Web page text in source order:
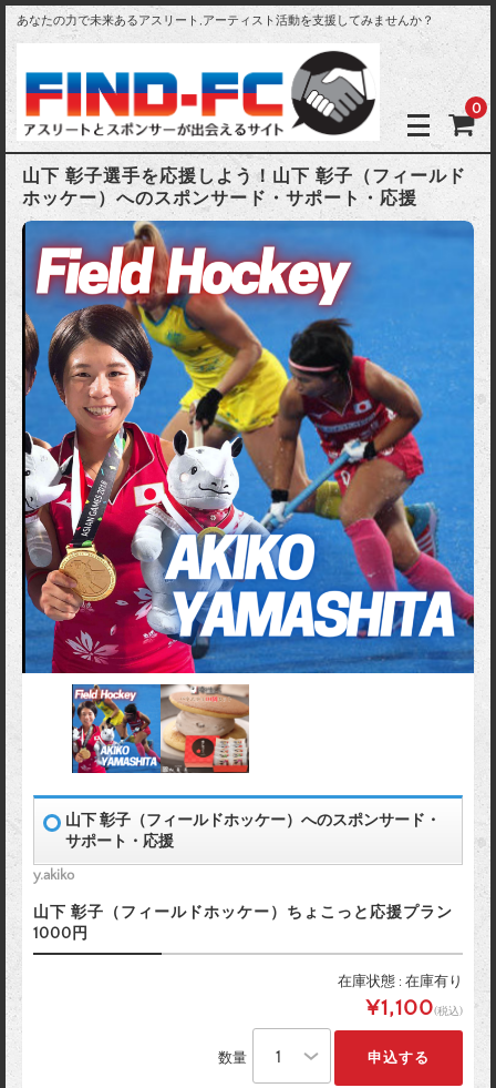
あなたの力で未来あるアスリート,アーティスト活動を支援してみませんか？
0
山下 彰子選手を応援しよう！山下 彰子（フィールド
ホッケー）へのスポンサード・サポート・応援
山下 彰子（フィールドホッケー）へのスポンサード・
サポート・応援
y.akiko
山下 彰子（フィールドホッケー）ちょこっと応援プラン
1000円
在庫状態 : 在庫有り
¥1,100(税込)
数量